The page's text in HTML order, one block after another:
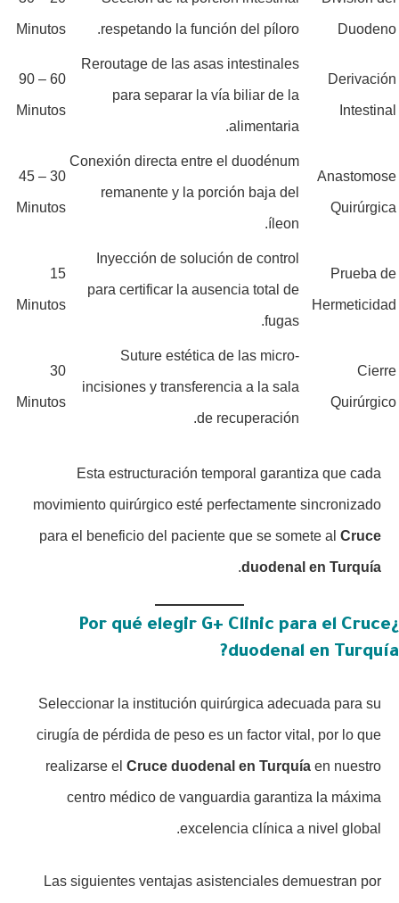
Duodeno
respetando la función del píloro.
Minutos
Derivación
Intestinal
Reroutage de las asas intestinales
para separar la vía biliar de la
alimentaria.
60 – 90
Minutos
Anastomose
Quirúrgica
Conexión directa entre el duodénum
remanente y la porción baja del
íleon.
30 – 45
Minutos
Prueba de
Hermeticidad
Inyección de solución de control
para certificar la ausencia total de
fugas.
15
Minutos
Cierre
Quirúrgico
Suture estética de las micro-
incisiones y transferencia a la sala
de recuperación.
30
Minutos
Esta estructuración temporal garantiza que cada
movimiento quirúrgico esté perfectamente sincronizado
para el beneficio del paciente que se somete al Cruce
duodenal en Turquía
.
¿Por qué elegir G+ Clinic para el Cruce
duodenal en Turquía?
Seleccionar la institución quirúrgica adecuada para su
cirugía de pérdida de peso es un factor vital, por lo que
realizarse el Cruce duodenal en Turquía en nuestro
centro médico de vanguardia garantiza la máxima
excelencia clínica a nivel global.
Las siguientes ventajas asistenciales demuestran por